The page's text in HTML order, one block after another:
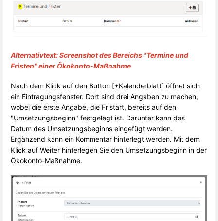
Alternativtext: Screenshot des Bereichs "Termine und
Fristen" einer Ökokonto-Maßnahme
Nach dem Klick auf den Button [+Kalenderblatt] öffnet sich
ein Eintragungsfenster. Dort sind drei Angaben zu machen,
wobei die erste Angabe, die Fristart, bereits auf den
"Umsetzungsbeginn" festgelegt ist. Darunter kann das
Datum des Umsetzungsbeginns eingefügt werden.
Ergänzend kann ein Kommentar hinterlegt werden. Mit dem
Klick auf Weiter hinterlegen Sie den Umsetzungsbeginn in der
Ökokonto-Maßnahme.